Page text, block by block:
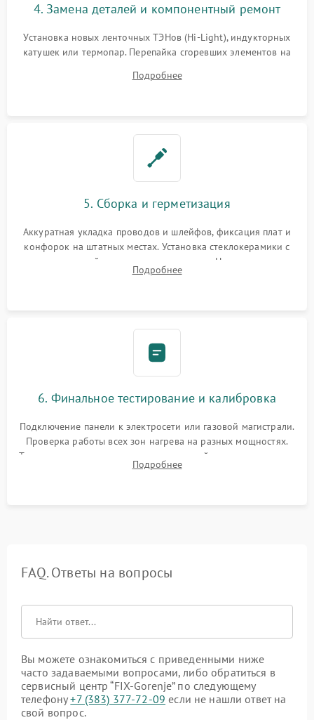
4. Замена деталей и компонентный ремонт
Установка новых ленточных ТЭНов (Hi-Light), индукторных
катушек или термопар. Перепайка сгоревших элементов на
дорожек. Очистка контактов и замена поврежденной
Подробнее
5. Сборка и герметизация
Аккуратная укладка проводов и шлейфов, фиксация плат и
конфорок на штатных местах. Установка стеклокерамики с
проверкой равномерности зазоров. Нанесение
термостойкого герметика или укладка уплотнительной
Подробнее
6. Финальное тестирование и калибровка
Подключение панели к электросети или газовой магистрали.
Проверка работы всех зон нагрева на разных мощностях.
Тестирование сенсорного управления, таймера, индикаторов
остаточного тепла и систем защиты от перегрева.
Подробнее
FAQ. Ответы на вопросы
Вы можете ознакомиться с приведенными ниже
часто задаваемыми вопросами, либо обратиться в
сервисный центр “FIX-Gorenje” по следующему
телефону+7 (383) 377-72-09 если не нашли ответ на
свой вопрос.